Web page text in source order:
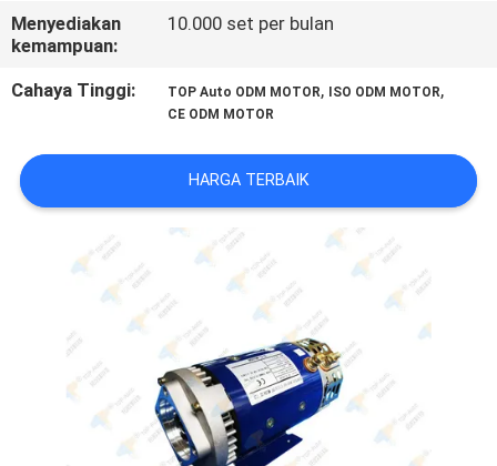
HUBUNGI
KAMI
PERMINTAAN
PENAWARAN
SITEMAP
PRIVACY
POLICY
Menyediakan
kemampuan:
10.000 set per bulan
Cahaya Tinggi: TOP Auto ODM MOTOR, ISO ODM MOTOR,
CE ODM MOTOR
HARGA TERBAIK